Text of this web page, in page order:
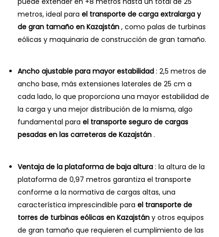
metros, ideal parael transporte de carga extralarga y
de gran tamaño en Kazajstán , como palas de turbinas
eólicas y maquinaria de construcción de gran tamaño.
Ancho ajustable para mayor estabilidad : 2,5 metros de
ancho base, más extensiones laterales de 25 cm a
cada lado, lo que proporciona una mayor estabilidad de
la carga y una mejor distribución de la misma, algo
fundamental parael transporte seguro de cargas
pesadas en las carreteras de Kazajstán .
Ventaja de la plataforma de baja altura : la altura de la
plataforma de 0,97 metros garantiza el transporte
conforme a la normativa de cargas altas, una
característica imprescindible parael transporte de
torres de turbinas eólicas en Kazajstán y otros equipos
de gran tamaño que requieren el cumplimiento de las